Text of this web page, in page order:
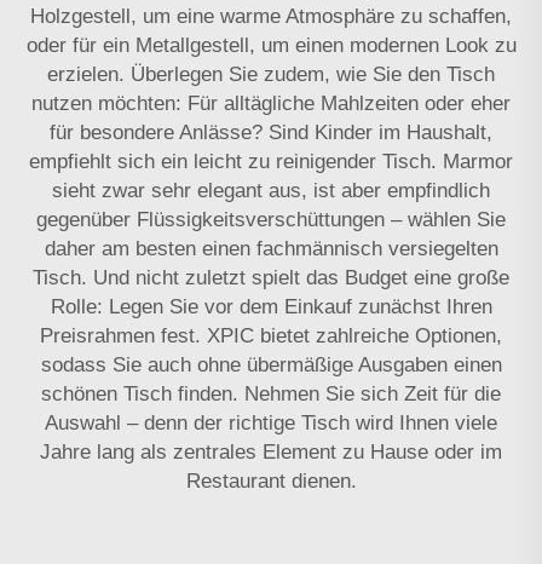
Holzgestell, um eine warme Atmosphäre zu schaffen,
oder für ein Metallgestell, um einen modernen Look zu
erzielen. Überlegen Sie zudem, wie Sie den Tisch
nutzen möchten: Für alltägliche Mahlzeiten oder eher
für besondere Anlässe? Sind Kinder im Haushalt,
empfiehlt sich ein leicht zu reinigender Tisch. Marmor
sieht zwar sehr elegant aus, ist aber empfindlich
gegenüber Flüssigkeitsverschüttungen – wählen Sie
daher am besten einen fachmännisch versiegelten
Tisch. Und nicht zuletzt spielt das Budget eine große
Rolle: Legen Sie vor dem Einkauf zunächst Ihren
Preisrahmen fest. XPIC bietet zahlreiche Optionen,
sodass Sie auch ohne übermäßige Ausgaben einen
schönen Tisch finden. Nehmen Sie sich Zeit für die
Auswahl – denn der richtige Tisch wird Ihnen viele
Jahre lang als zentrales Element zu Hause oder im
Restaurant dienen.